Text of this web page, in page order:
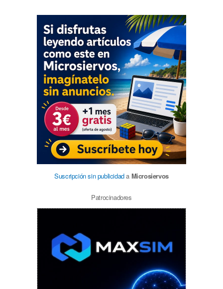
Suscripción sin publicidada Microsiervos
Patrocinadores